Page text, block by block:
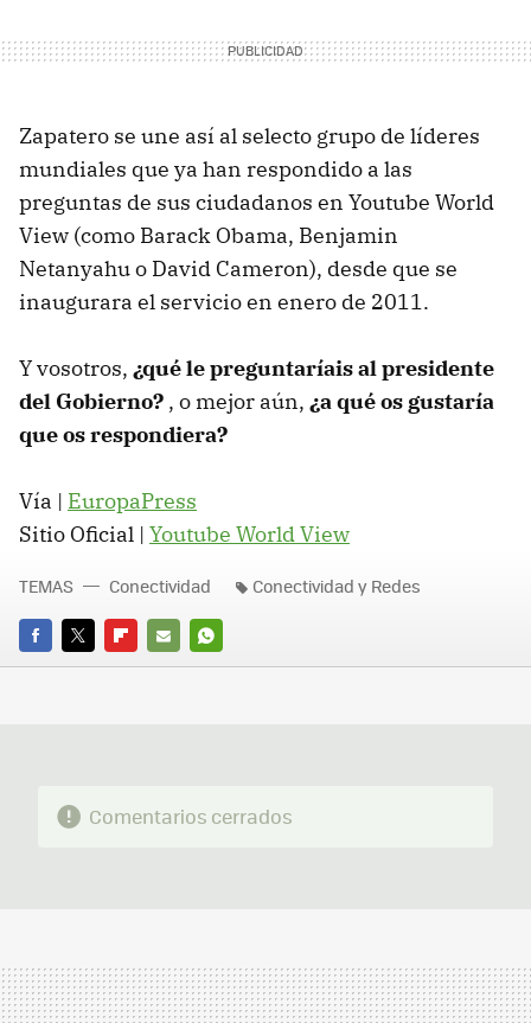
Zapatero se une así al selecto grupo de líderes
mundiales que ya han respondido a las
preguntas de sus ciudadanos en Youtube World
View (como Barack Obama, Benjamin
Netanyahu o David Cameron), desde que se
inaugurara el servicio en enero de 2011.
Y vosotros, ¿qué le preguntaríais al presidente
del Gobierno? , o mejor aún, ¿a qué os gustaría
que os respondiera?
Vía | EuropaPress
Sitio Oficial | Youtube World View
FACEBOOK
TWITTERFLIPBOARD
E-
WHATSAPP
TEMAS Conectividad Conectividad y Redes
Comentarios cerrados